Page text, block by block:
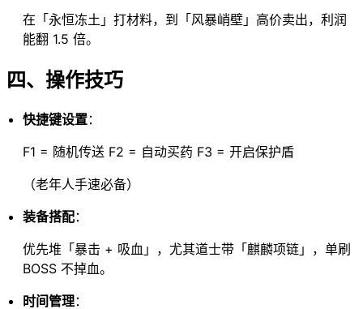
在「永恒冻土」打材料，到「风暴峭壁」高价卖出，利润
能翻 1.5 倍。
四、操作技巧
快捷键设置：
F1 = 随机传送 F2 = 自动买药 F3 = 开启保护盾
（老年人手速必备）
装备搭配：
优先堆「暴击 + 吸血」，尤其道士带「麒麟项链」，单刷
BOSS 不掉血。
时间管理：